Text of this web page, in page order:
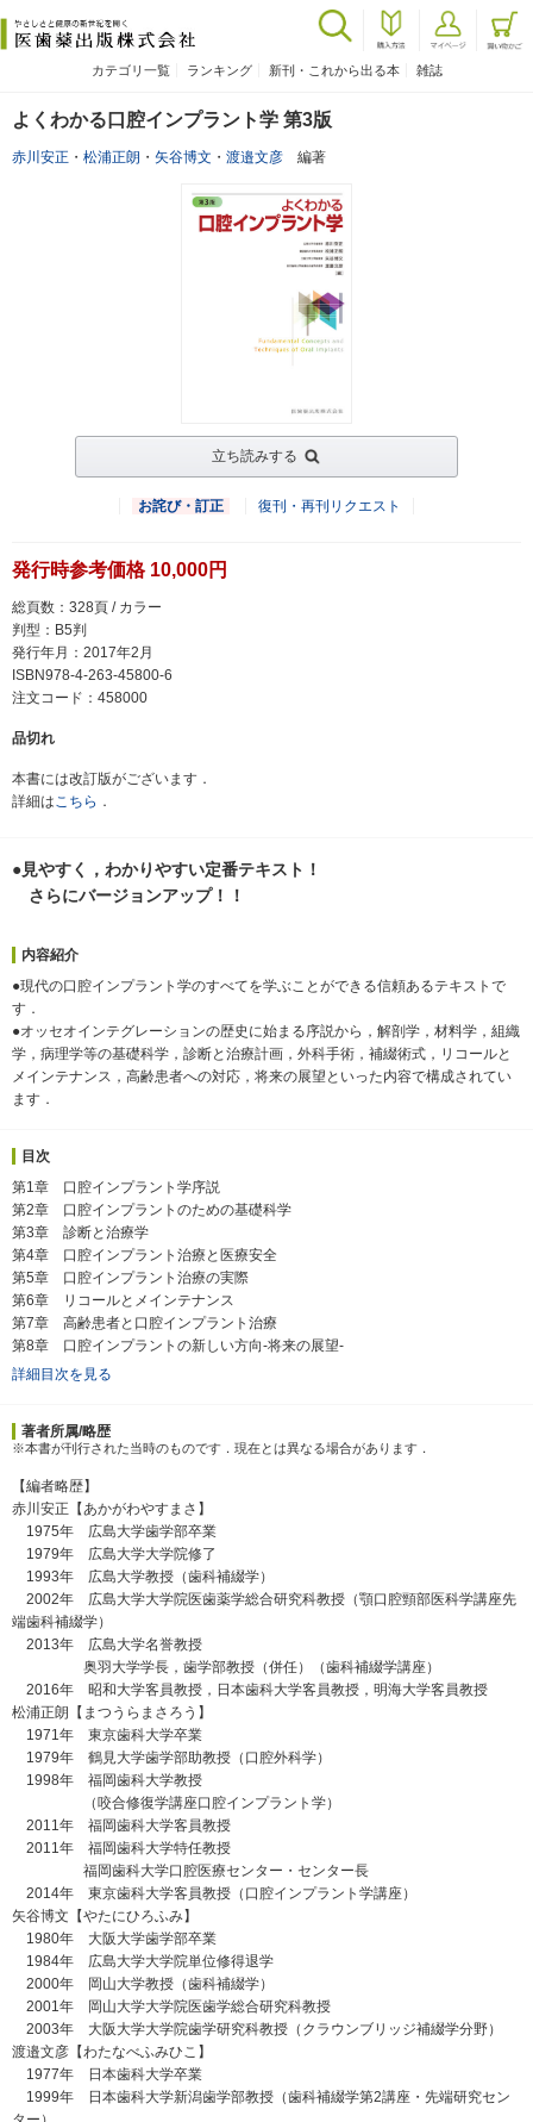
カテゴリ一覧 ランキング 新刊・これから出る本 雑誌
よくわかる口腔インプラント学 第3版
赤川安正 ・ 松浦正朗 ・ 矢谷博文 ・ 渡邉文彦 編著
立ち読みする
お詫び・訂正 復刊・再刊リクエスト
発行時参考価格 10,000円
総頁数：328頁 / カラー
判型：B5判
発行年月：2017年2月
ISBN978-4-263-45800-6
注文コード：458000
品切れ
本書には改訂版がございます．
詳細はこちら ．
●見やすく，わかりやすい定番テキスト！
さらにバージョンアップ！！
内容紹介
●現代の口腔インプラント学のすべてを学ぶことができる信頼あるテキストで
す．
●オッセオインテグレーションの歴史に始まる序説から，解剖学，材料学，組織
学，病理学等の基礎科学，診断と治療計画，外科手術，補綴術式，リコールと
メインテナンス，高齢患者への対応，将来の展望といった内容で構成されてい
ます．
目次
第1章 口腔インプラント学序説
第2章 口腔インプラントのための基礎科学
第3章 診断と治療学
第4章 口腔インプラント治療と医療安全
第5章 口腔インプラント治療の実際
第6章 リコールとメインテナンス
第7章 高齢患者と口腔インプラント治療
第8章 口腔インプラントの新しい方向-将来の展望-
詳細目次を見る
著者所属/略歴
※本書が刊行された当時のものです．現在とは異なる場合があります．
【編者略歴】
赤川安正【あかがわやすまさ】
1975年 広島大学歯学部卒業
1979年 広島大学大学院修了
1993年 広島大学教授（歯科補綴学）
2002年 広島大学大学院医歯薬学総合研究科教授（顎口腔頸部医科学講座先
端歯科補綴学）
2013年 広島大学名誉教授
奥羽大学学長，歯学部教授（併任）（歯科補綴学講座）
2016年 昭和大学客員教授，日本歯科大学客員教授，明海大学客員教授
松浦正朗【まつうらまさろう】
1971年 東京歯科大学卒業
1979年 鶴見大学歯学部助教授（口腔外科学）
1998年 福岡歯科大学教授
（咬合修復学講座口腔インプラント学）
2011年 福岡歯科大学客員教授
2011年 福岡歯科大学特任教授
福岡歯科大学口腔医療センター・センター長
2014年 東京歯科大学客員教授（口腔インプラント学講座）
矢谷博文【やたにひろふみ】
1980年 大阪大学歯学部卒業
1984年 広島大学大学院単位修得退学
2000年 岡山大学教授（歯科補綴学）
2001年 岡山大学大学院医歯学総合研究科教授
2003年 大阪大学大学院歯学研究科教授（クラウンブリッジ補綴学分野）
渡邉文彦【わたなべふみひこ】
1977年 日本歯科大学卒業
1999年 日本歯科大学新潟歯学部教授（歯科補綴学第2講座・先端研究セン